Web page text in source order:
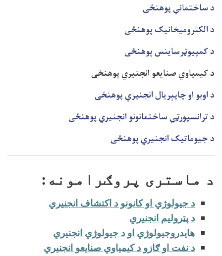
د ساختماني پوهنځی
د الکترومیخانیک پوهنځی
د کمپیوټرساینس پوهنځی
د کیمیاوي صنایعو انجنیري پوهنځی
د اوبو او چاپېریال انجنيري پوهنځی
د ترانسپورټي ساختمانونو انجنیري پوهنځی
د جیوماتیک انجنیري پوهنځی
د ماستری پروګرامونه:
د جیولوژي او کانونو د اکتشاف انجنیري
د پټرولیم انجنیري
هایدروجیولوژي او د جیولوژي انجنیري
د نفت او ګازو د کیمیاوي صنایعو انجنیري